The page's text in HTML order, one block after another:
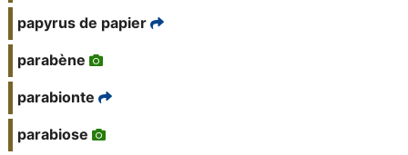
papyrus de papier
parabène
parabionte
parabiose